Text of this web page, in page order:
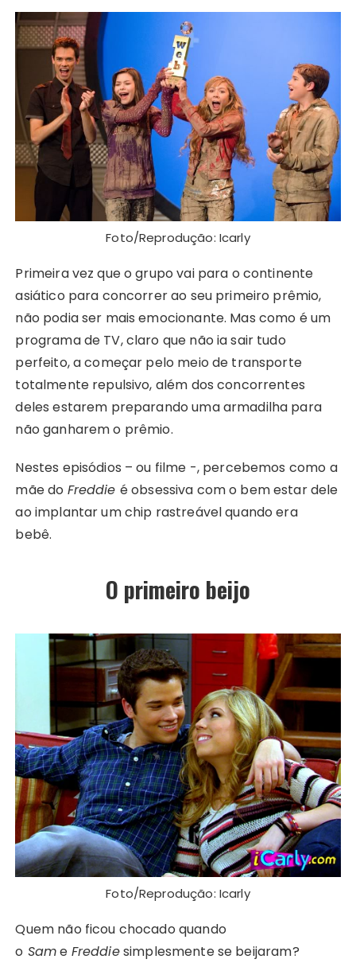
Foto/Reprodução: Icarly
Primeira vez que o grupo vai para o continente
asiático para concorrer ao seu primeiro prêmio,
não podia ser mais emocionante. Mas como é um
programa de TV, claro que não ia sair tudo
perfeito, a começar pelo meio de transporte
totalmente repulsivo, além dos concorrentes
deles estarem preparando uma armadilha para
não ganharem o prêmio.
Nestes episódios – ou filme -, percebemos como a
mãe do Freddie é obsessiva com o bem estar dele
ao implantar um chip rastreável quando era
bebê.
O primeiro beijo
Foto/Reprodução: Icarly
Quem não ficou chocado quando
o Same Freddiesimplesmente se beijaram?